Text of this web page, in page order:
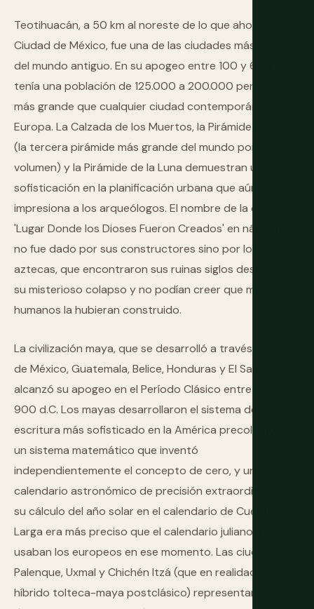
Teotihuacán, a 50 km al noreste de lo que ahora es la
Ciudad de México, fue una de las ciudades más grandes
del mundo antiguo. En su apogeo entre 100 y 650 d.C.,
tenía una población de 125.000 a 200.000 personas —
más grande que cualquier ciudad contemporánea en
Europa. La Calzada de los Muertos, la Pirámide del Sol
(la tercera pirámide más grande del mundo por
volumen) y la Pirámide de la Luna demuestran una
sofisticación en la planificación urbana que aún
impresiona a los arqueólogos. El nombre de la ciudad —
'Lugar Donde los Dioses Fueron Creados' en náhuatl —
no fue dado por sus constructores sino por los
aztecas, que encontraron sus ruinas siglos después de
su misterioso colapso y no podían creer que meros
humanos la hubieran construido.
La civilización maya, que se desarrolló a través del sur
de México, Guatemala, Belice, Honduras y El Salvador,
alcanzó su apogeo en el Período Clásico entre 250 y
900 d.C. Los mayas desarrollaron el sistema de
escritura más sofisticado en la América precolombina,
un sistema matemático que inventó
independientemente el concepto de cero, y un
calendario astronómico de precisión extraordinaria —
su cálculo del año solar en el calendario de Cuenta
Larga era más preciso que el calendario juliano que
usaban los europeos en ese momento. Las ciudades de
Palenque, Uxmal y Chichén Itzá (que en realidad era un
híbrido tolteca-maya postclásico) representan el pico